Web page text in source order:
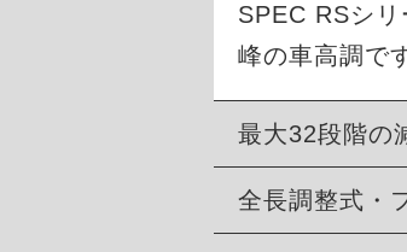
SPEC RSシ
峰の車高調で
最大32段階の
全長調整式・